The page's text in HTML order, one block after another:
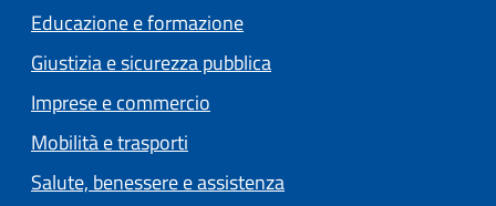
Educazione e formazione
Giustizia e sicurezza pubblica
Imprese e commercio
Mobilità e trasporti
Salute, benessere e assistenza